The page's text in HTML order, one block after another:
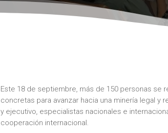
Este 18 de septiembre, más de 150 personas se
concretas para avanzar hacia una minería legal
y ejecutivo, especialistas nacionales e
cooperación internacional.